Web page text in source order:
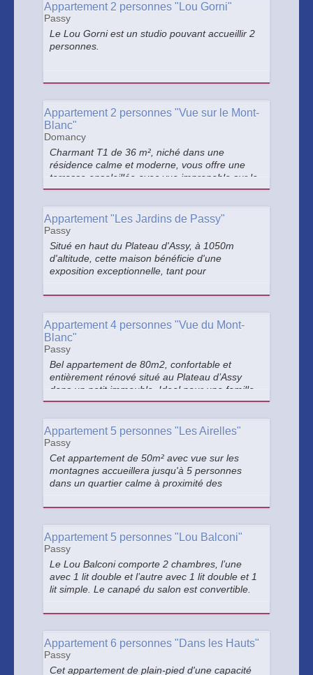
Appartement 2 personnes "Lou Gorni"
Passy
Le Lou Gorni est un studio pouvant accueillir 2
personnes.
Appartement 2 personnes "Vue sur le Mont-
Blanc"
Domancy
Charmant T1 de 36 m², niché dans une
résidence calme et moderne, vous offre une
terrasse ensoleillée avec vue imprenable sur le
Mont Blanc. Idéal pour une évasion romantique
Alpes.
Appartement "Les Jardins de Passy"
Passy
Situé en haut du Plateau d'Assy, à 1050m
d'altitude, cette maison bénéficie d'une
exposition exceptionnelle, tant pour
l'ensemble du massif du Mont Blanc. Maison
Appartement 4 personnes "Vue du Mont-
Blanc"
Passy
Bel appartement de 80m2, confortable et
entièrement rénové situé au Plateau d’Assy
dans un petit immeuble. Ideal pour une famille
ou deux couples.
Appartement 5 personnes "Les Airelles"
Passy
Cet appartement de 50m² avec vue sur les
montagnes accueillera jusqu'à 5 personnes
dans un quartier calme à proximité des
comme la piscine de Marlioz ou les courts de
Appartement 5 personnes "Lou Balconi"
Passy
Le Lou Balconi comporte 2 chambres, l’une
avec 1 lit double et l’autre avec 1 lit double et 1
lit simple. Le canapé du salon est convertible.
Appartement 6 personnes "Dans les Hauts"
Passy
Cet appartement de plain-pied d'une capacité